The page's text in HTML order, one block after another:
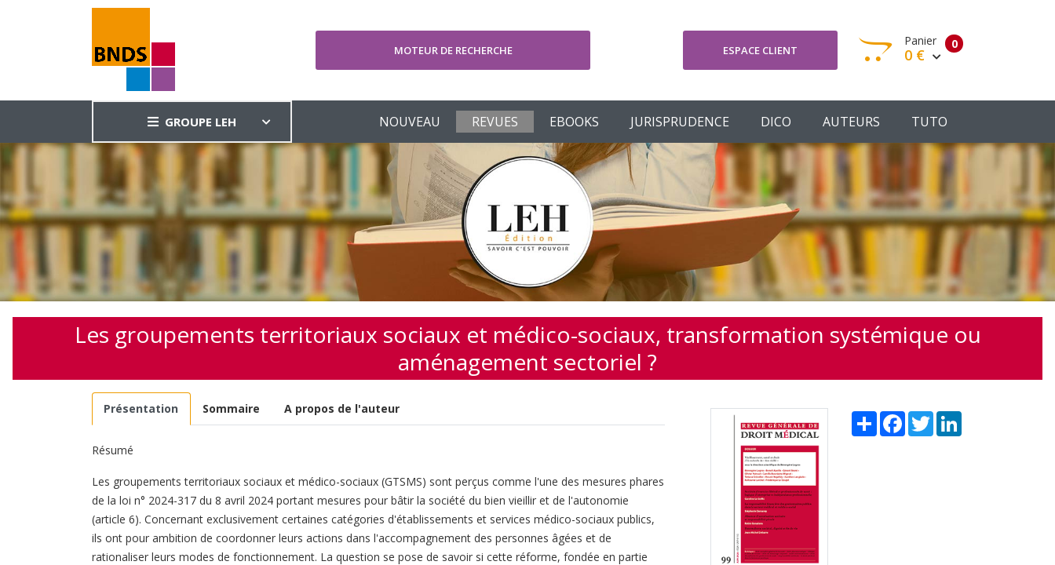
MOTEUR DE RECHERCHE ESPACE CLIENT 0
Panier
0 €
Votre panier est vide
Votre Panier Commander
GROUPE LEH NOUVEAU REVUES EBOOKS JURISPRUDENCE DICO AUTEURS TUTO
Les groupements territoriaux sociaux et médico-sociaux, transformation systémique ou
aménagement sectoriel ?
Présentation Sommaire A propos de l'auteur
Résumé
Les groupements territoriaux sociaux et médico-sociaux (GTSMS) sont perçus comme l'une des mesures phares
de la loi n° 2024-317 du 8 avril 2024 portant mesures pour bâtir la société du bien vieillir et de l'autonomie
(article 6). Concernant exclusivement certaines catégories d'établissements et services médico-sociaux publics,
ils ont pour ambition de coordonner leurs actions dans l'accompagnement des personnes âgées et de
rationaliser leurs modes de fonctionnement. La question se pose de savoir si cette réforme, fondée en partie
Share FacebookTwitter